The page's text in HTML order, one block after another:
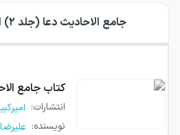
جامع الاحادیث دعا (جلد ۲)
کتاب جامع
انتشارات:
نویسنده: